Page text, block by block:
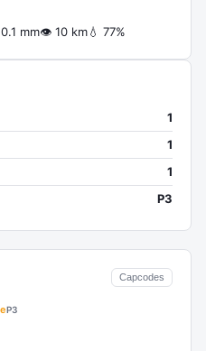
Capcodes
P3
mm👁 10 km💧 77%
1
1
1
P3